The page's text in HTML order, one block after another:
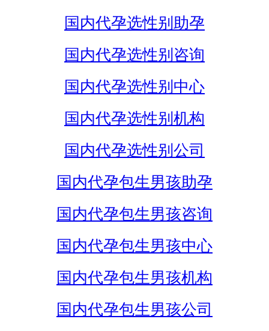
国内代孕选性别助孕
国内代孕选性别咨询
国内代孕选性别中心
国内代孕选性别机构
国内代孕选性别公司
国内代孕包生男孩助孕
国内代孕包生男孩咨询
国内代孕包生男孩中心
国内代孕包生男孩机构
国内代孕包生男孩公司